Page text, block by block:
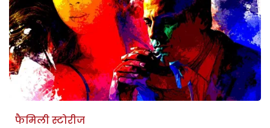
फैमिली स्टोरीज